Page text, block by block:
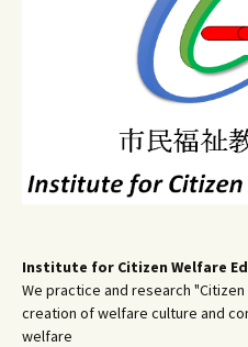
Institute for Citizen Welfare
We practice and research
creation of welfare culture and
welfare